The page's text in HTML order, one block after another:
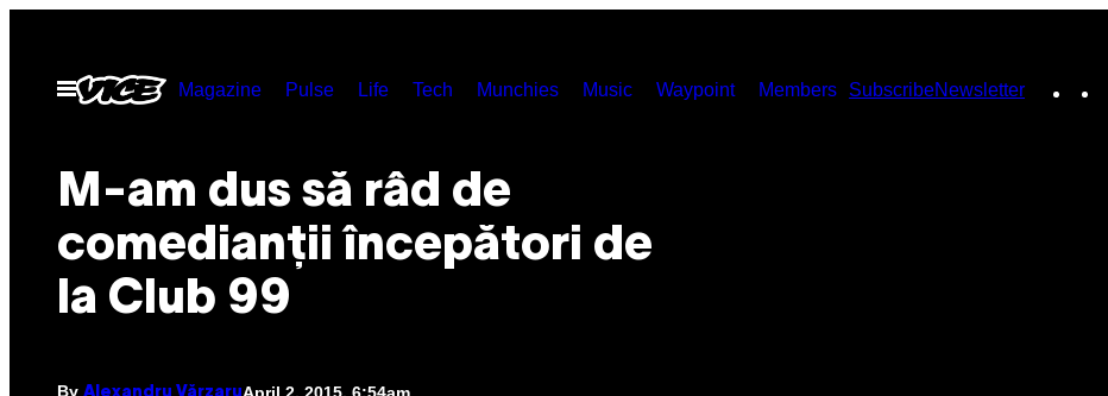
contentOpen
Menu
Magazine Pulse Life Tech Munchies Music Waypoint Members SubscribeNewsletter
M-am dus să râd de
comedianţii începători de
la Club 99
By